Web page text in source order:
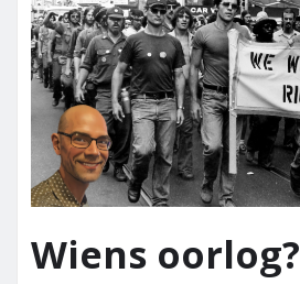
Wiens oorlog?